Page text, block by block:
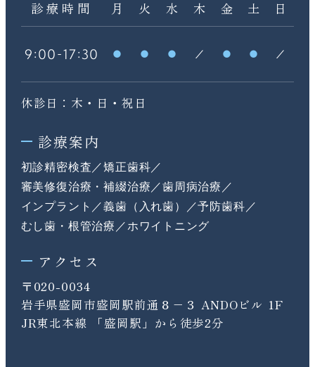
診療時間 月 火 水 木 金 土 日
9:00-17:30
休診日：木・日・祝日
診療案内
初診精密検査
矯正歯科
審美修復治療・補綴治療
歯周病治療
インプラント
義歯（入れ歯）
予防歯科
むし歯・根管治療
ホワイトニング
アクセス
〒020-0034
岩手県盛岡市盛岡駅前通８−３ ANDOビル 1F
JR東北本線 「盛岡駅」から徒歩2分